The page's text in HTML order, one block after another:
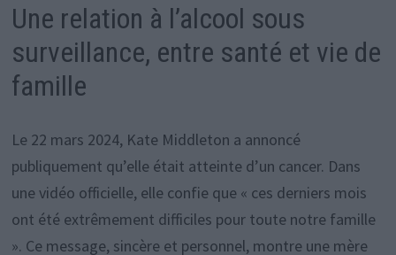
Une relation à l’alcool sous
surveillance, entre santé et vie de
famille
Le 22 mars 2024, Kate Middleton a annoncé
publiquement qu’elle était atteinte d’un cancer. Dans
une vidéo officielle, elle confie que « ces derniers mois
ont été extrêmement difficiles pour toute notre famille
». Ce message, sincère et personnel, montre une mère